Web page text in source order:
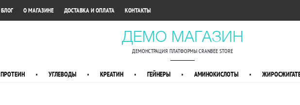
БЛОГ О МАГАЗИНЕ ДОСТАВКА И ОПЛАТА КОНТАКТЫ
ДЕМО МАГАЗИН
ДЕМОНСТРАЦИЯ ПЛАТФОРМЫ CRANBEE STORE
ПРОТЕИН • УГЛЕВОДЫ • КРЕАТИН • ГЕЙНЕРЫ • АМИНОКИСЛОТЫ •